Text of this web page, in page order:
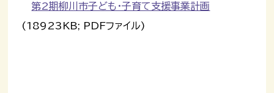
第2期柳川市子ども・子育て支援事業計画
(18923KB; PDFファイル)